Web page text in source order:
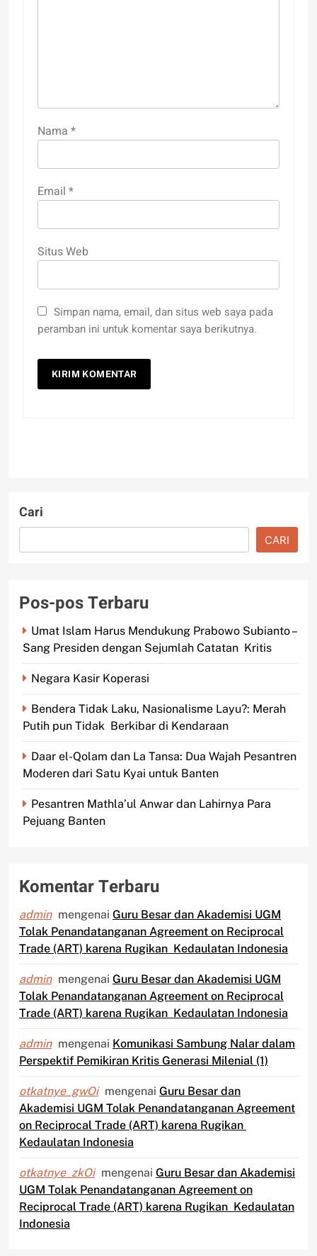
Nama *
Email *
Situs Web
Simpan nama, email, dan situs web saya pada
peramban ini untuk komentar saya berikutnya.
Cari
CARI
Pos-pos Terbaru
Umat Islam Harus Mendukung Prabowo Subianto –
Sang Presiden dengan Sejumlah Catatan Kritis
Negara Kasir Koperasi
Bendera Tidak Laku, Nasionalisme Layu?: Merah
Putih pun Tidak Berkibar di Kendaraan
Daar el-Qolam dan La Tansa: Dua Wajah Pesantren
Moderen dari Satu Kyai untuk Banten
Pesantren Mathla’ul Anwar dan Lahirnya Para
Pejuang Banten
Komentar Terbaru
admin mengenai Guru Besar dan Akademisi UGM
Tolak Penandatanganan Agreement on Reciprocal
Trade (ART) karena Rugikan Kedaulatan Indonesia
admin mengenai Guru Besar dan Akademisi UGM
Tolak Penandatanganan Agreement on Reciprocal
Trade (ART) karena Rugikan Kedaulatan Indonesia
admin mengenai Komunikasi Sambung Nalar dalam
Perspektif Pemikiran Kritis Generasi Milenial (1)
otkatnye_gwOi mengenai Guru Besar dan
Akademisi UGM Tolak Penandatanganan Agreement
on Reciprocal Trade (ART) karena Rugikan
Kedaulatan Indonesia
otkatnye_zkOi mengenai Guru Besar dan Akademisi
UGM Tolak Penandatanganan Agreement on
Reciprocal Trade (ART) karena Rugikan Kedaulatan
Indonesia